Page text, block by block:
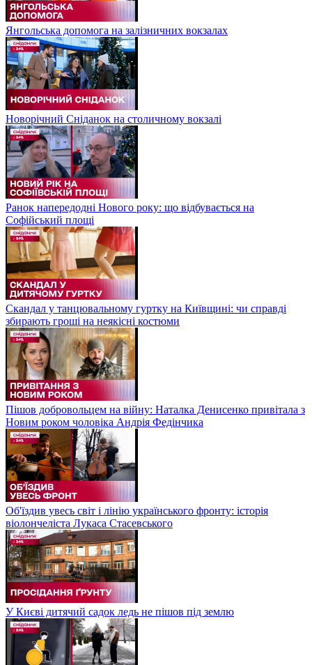
Янгольська допомога на залізничних вокзалах
Новорічний Сніданок на столичному вокзалі
Ранок напередодні Нового року: що відбувається на
Софійський площі
Скандал у танцювальному гуртку на Київщині: чи справді
збирають гроші на неякісні костюми
Пішов добровольцем на війну: Наталка Денисенко привітала з
Новим роком чоловіка Андрія Федінчика
Об'їздив увесь світ і лінію українського фронту: історія
віолончеліста Лукаса Стасевського
У Києві дитячий садок ледь не пішов під землю